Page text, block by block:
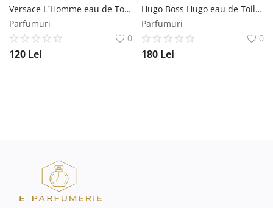
Versace L´Homme eau de Toilette pentru barbati 100 ml Versace
Parfumuri
0
120 Lei
Hugo Boss Hugo eau de Toilette pentru barbati 125 ml Hugo Boss
Parfumuri
0
180 Lei